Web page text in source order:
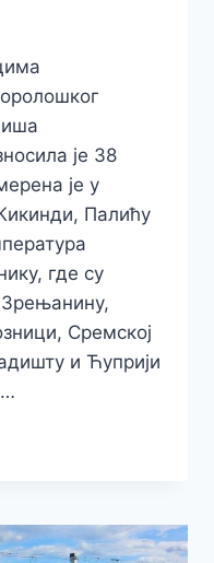
је 38
је у
Палићу
где су
Сремској
и Ћуприји